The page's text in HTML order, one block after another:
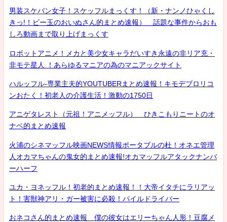
男装スケバン女子！スケッフルまっくす！（新・ナンノひゃくし
きっ!！ビー玉のおいぬさん的まとめ速報） 話題な事件からおも
しろ動画まで取り上げまっくす
ロボットアニメ！メカと美少女キャラだいすき永遠の非リア充・
非モテ星人 ！あらゆるマニアの為のマニアックサイト
ハルッフル-専業主夫的YOUTUBERまとめ速報！キモデブロリコ
ンおたく！初老人の介護生活！激動の1750日
アニゲタレスト（元祖！アニメッフル） ひきこもりニートのオ
ナベ的まとめ速報
火浦のシネマッフル映画NEWS情報ポータブルの杜！オネエ管理
人オカマちゃんの鬼女的まとめ速報!オカマッフルアタックナンバ
ーハーフ
ユカ・ヨネッフル！初老的まとめ速報！！大帝イタチにラリアッ
ト！害獣神アリ・ガー被害に必殺！パイルドライバー
おネコさん的まとめ速報 僕の彼女はエリーちゃん人形！豆腐メ